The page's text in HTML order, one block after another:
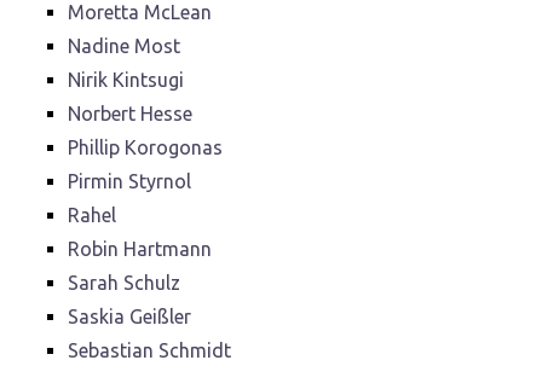
Moretta McLean
Nadine Most
Nirik Kintsugi
Norbert Hesse
Phillip Korogonas
Pirmin Styrnol
Rahel
Robin Hartmann
Sarah Schulz
Saskia Geißler
Sebastian Schmidt